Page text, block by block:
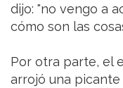
dijo: "no vengo a
cómo son las
Por otra parte, el
arrojó una picante